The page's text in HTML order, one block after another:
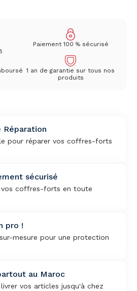
Paiement 100 % sécurisé
1 an de garantie sur tous nos
produits
Réparation
pour réparer vos coffres-forts
sécurisé
vos coffres-forts en toute
pro !
mesure pour une protection
au Maroc
vos articles jusqu'à chez